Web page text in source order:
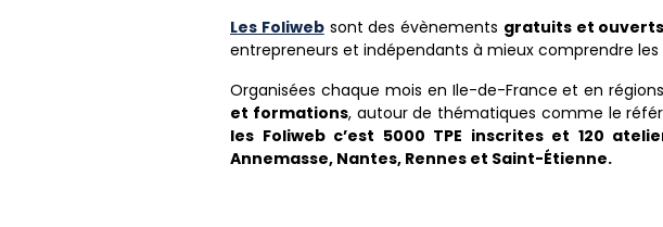
Les Foliwebsont des évènements gratuits et
entrepreneurs et indépendants à mieux comprendre
Organisées chaque mois en Ile-de-France et en
et formations, autour de thématiques comme le
les Foliweb c’est 5000 TPE inscrites et 120
Annemasse, Nantes, Rennes et Saint-Étienne.